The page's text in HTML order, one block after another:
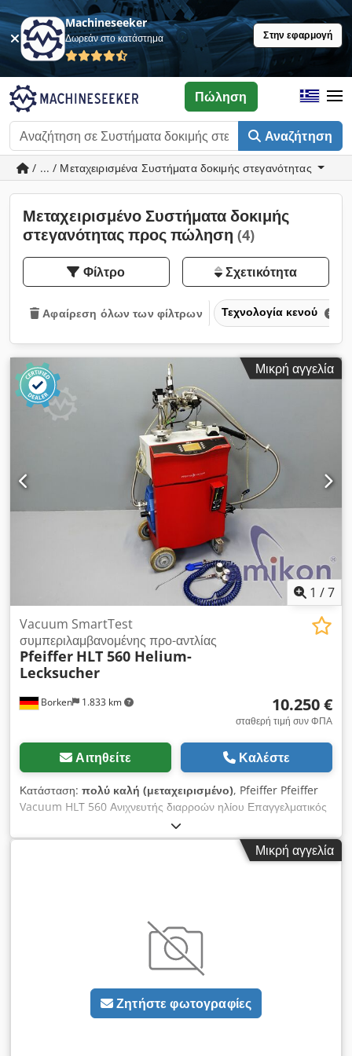
Machineseeker
Δωρεάν στο κατάστημα Στην εφαρμογή
Αναζήτηση
Πώληση
/ ... / Μεταχειρισμένα Συστήματα δοκιμής στεγανότητας
Μεταχειρισμένο Συστήματα δοκιμής
στεγανότητας προς πώληση (4)
Φίλτρο Σχετικότητα
Αφαίρεση όλων των φίλτρων Τεχνολογία κενού
Μικρή αγγελία
1 /7
Borken 1.833 km
Vacuum SmartTest
συμπεριλαμβανομένης προ-αντλίας
Pfeiffer HLT 560 Helium-
Lecksucher
10.250 €
σταθερή τιμή συν ΦΠΑ
Αιτηθείτε Καλέστε
Κατάσταση: πολύ καλή (μεταχειρισμένο), Pfeiffer Pfeiffer
Vacuum HLT 560 Ανιχνευτής διαρροών ηλίου Επαγγελματικός
έλεγχος στεγανότητας, λειτουργία sniffer & κενού με προ-
αντλία: Vacuubrand MV 10 NT (μέγ. περίπου 10–11 m³/h)
Περιγραφή: Προς πώληση προσφέρεται επαγγελματικός
βιομηχανία, κατασκευή, διασφάλιση ποιότητας, εργαστήρια και
τεχνική εξυπηρέτηση. Είναι κατάλληλη για αξιόπιστη ανίχνευση
ακόμη και των μικρότερων διαρροών. Το HLT 560 λειτουργεί
μαζικά-φασματομετρικά και μπορεί να χρησιμοποιηθεί τόσο σε
λειτουργία κενού όσο και σε λειτουργία sniffer. Με τη χρήση
του probe sniffer, οι διαρροές εντοπίζονται με ακρίβεια, ενώ
στη λειτουργία κενού ελέγχονται ολόκληρα εξαρτήματα ή
Μικρή αγγελία
Ζητήστε φωτογραφίες